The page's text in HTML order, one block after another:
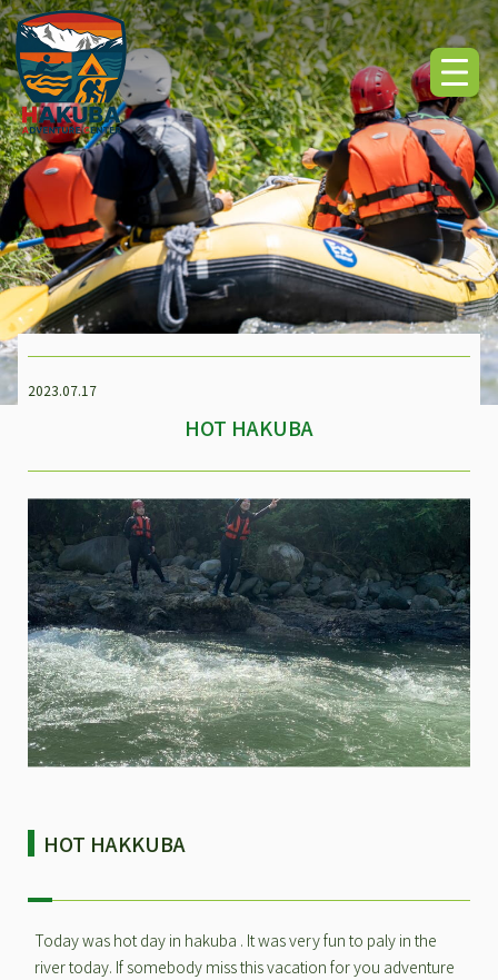
2023.07.17
HOT HAKUBA
HOT HAKKUBA
Today was hot day in hakuba . It was very fun to paly in the
river today. If somebody miss this vacation for you adventure